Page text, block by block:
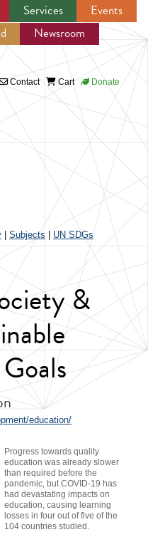
Services
Events
Newsroom
Contact Cart Donate
Subjects| UN SDGs
&
education/
Progress towards quality
education was already slower
than required before the
pandemic, but COVID-19 has
had devastating impacts on
education, causing learning
losses in four out of five of the
104 countries studied.